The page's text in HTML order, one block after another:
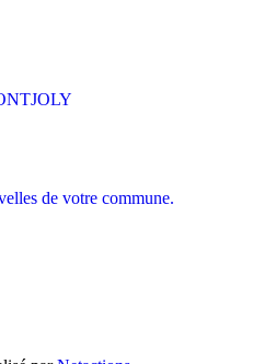
de votre commune.